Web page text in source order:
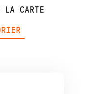
LA CARTE